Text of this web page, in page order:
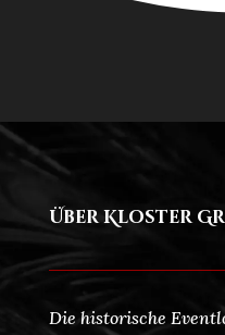
Über Kloster
Die historische